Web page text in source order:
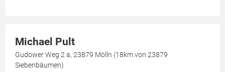
Michael Pult
Gudower Weg 2 a, 23879 Mölln (18km von 23879
Siebenbäumen)